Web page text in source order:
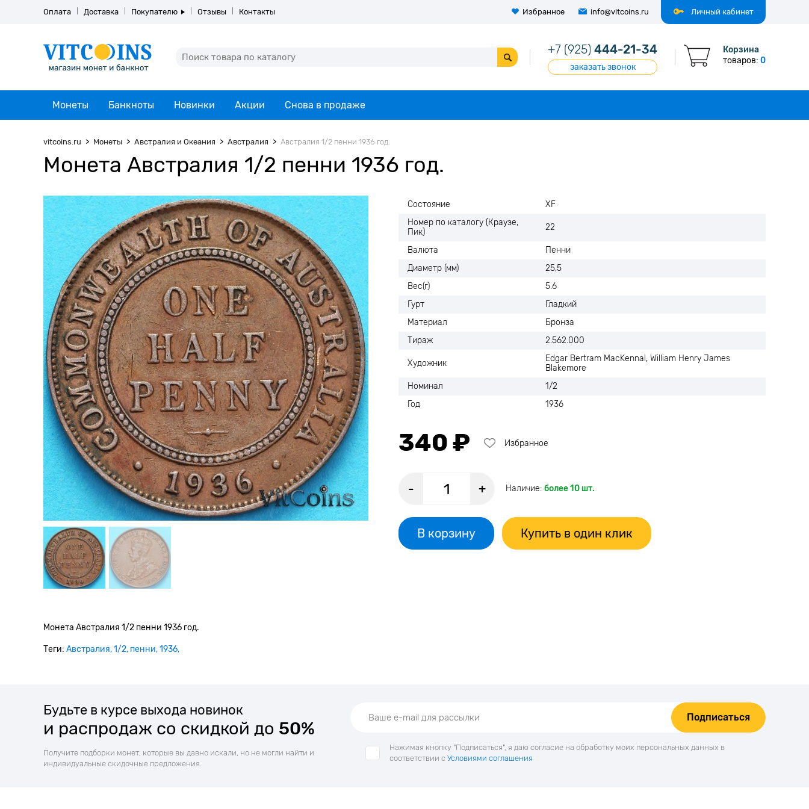
Личный кабинет
Оплата Доставка Покупателю Отзывы Контакты Избранное info@vitcoins.ru
+7 (925) 444-21-34
заказать звонок
Корзина
товаров: 0
Монеты Банкноты Новинки Акции Снова в продаже
vitcoins.ru Монеты Австралия и Океания Австралия Австралия 1/2 пенни 1936 год.
Монета Австралия 1/2 пенни 1936 год.
Состояние
XF
Номер по каталогу (Краузе,
Пик)
22
Валюта
Пенни
Диаметр (мм)
25,5
Вес(г)
5.6
Гурт
Гладкий
Материал
Бронза
Тираж
2.562.000
Художник
Edgar Bertram MacKennal, William Henry James
Blakemore
Номинал
1/2
Год
1936
340 ₽ Избранное
- + Наличие: более 10 шт.
В корзину Купить в один клик
Монета Австралия 1/2 пенни 1936 год.
Теги: Австралия 1/2 пенни 1936
Будьте в курсе выхода новинок
и распродаж со скидкой до 50%
Получите подборки монет, которые вы давно искали, но не могли найти и
индивидуальные скидочные предложения.
Подписаться
Нажимая кнопку "Подписаться", я даю согласие на обработку моих персональных данных в
соответствии с Условиями соглашения